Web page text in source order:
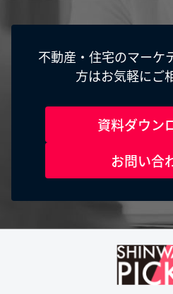
不動産・住宅のマーケ
方はお気軽にご
資料ダウン
お問い合